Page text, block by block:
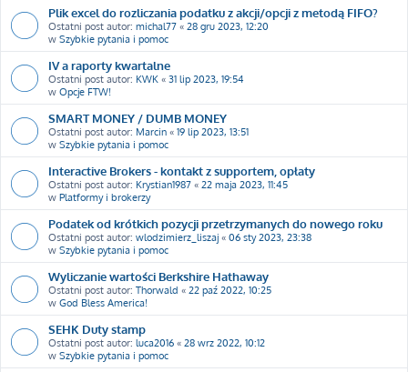
Plik excel do rozliczania podatku z akcji/opcji z metodą FIFO?
Ostatni post autor: michal77 « 28 gru 2023, 12:20
w Szybkie pytania i pomoc
IV a raporty kwartalne
Ostatni post autor: KWK « 31 lip 2023, 19:54
w Opcje FTW!
SMART MONEY / DUMB MONEY
Ostatni post autor: Marcin « 19 lip 2023, 13:51
w Szybkie pytania i pomoc
Interactive Brokers - kontakt z supportem, opłaty
Ostatni post autor: Krystian1987 « 22 maja 2023, 11:45
w Platformy i brokerzy
Podatek od krótkich pozycji przetrzymanych do nowego roku
Ostatni post autor: wlodzimierz_liszaj « 06 sty 2023, 23:38
w Szybkie pytania i pomoc
Wyliczanie wartości Berkshire Hathaway
Ostatni post autor: Thorwald « 22 paź 2022, 10:25
w God Bless America!
SEHK Duty stamp
Ostatni post autor: luca2016 « 28 wrz 2022, 10:12
w Szybkie pytania i pomoc